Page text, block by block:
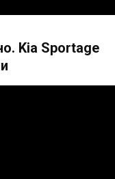
Kia Sportage